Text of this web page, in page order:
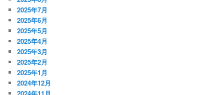
2025年7月
2025年6月
2025年5月
2025年4月
2025年3月
2025年2月
2025年1月
2024年12月